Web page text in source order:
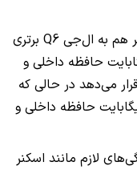
هم به ال‌جی Q6 برتری
گیگابایت حافظه داخلی و
می‌دهد در حالی که
از 64 گیگابایت حافظه داخلی و
لازم مانند اسکنر